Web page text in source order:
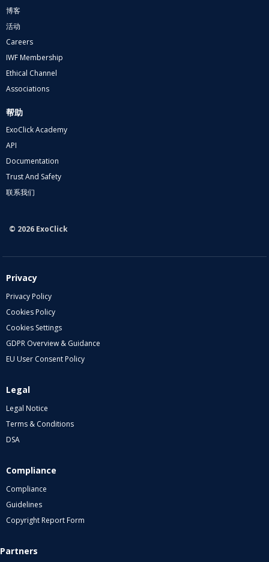
博客
活动
Careers
IWF Membership
Ethical Channel
Associations
帮助
ExoClick Academy
API
Documentation
Trust And Safety
联系我们
© 2026 ExoClick
Privacy
Privacy Policy
Cookies Policy
Cookies Settings
GDPR Overview & Guidance
EU User Consent Policy
Legal
Legal Notice
Terms & Conditions
DSA
Compliance
Compliance
Guidelines
Copyright Report Form
Partners